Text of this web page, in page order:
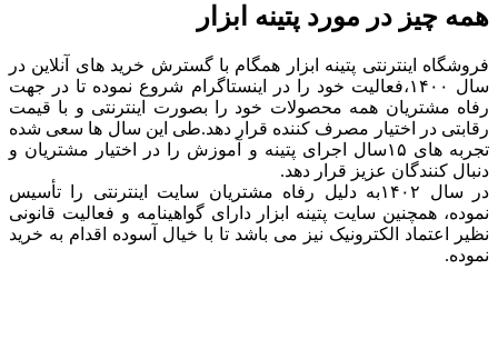
همه چیز در مورد پتینه ابزار
فروشگاه اینترنتی پتینه ابزار همگام با گسترش خرید های آنلاین در
سال ۱۴۰۰،فعالیت خود را در اینستاگرام شروع نموده تا در جهت
رفاه مشتریان همه محصولات خود را بصورت اینترنتی و با قیمت
رقابتی در اختیار مصرف کننده قرار دهد.طی این سال ها سعی شده
تجربه های ۱۵سال اجرای پتینه و آموزش را در اختیار مشتریان و
دنبال کنندگان عزیز قرار دهد.
در سال ۱۴۰۲به دلیل رفاه مشتریان سایت اینترنتی را تأسیس
نموده، همچنین سایت پتینه ابزار دارای گواهینامه و فعالیت قانونی
نظیر اعتماد الکترونیک نیز می باشد تا با خیال آسوده اقدام به خرید
نموده.